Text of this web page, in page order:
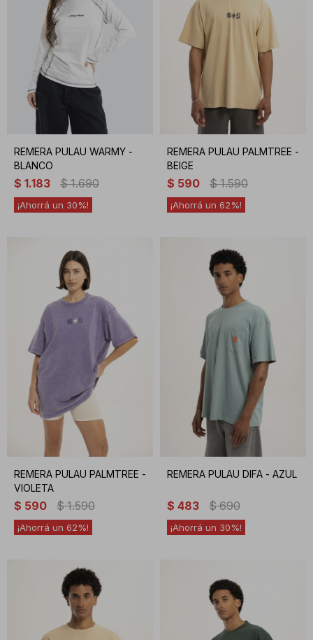
REMERA PULAU WARMY -
BLANCO
$ 1.183 $ 1.690
30
REMERA PULAU PALMTREE -
BEIGE
$ 590 $ 1.590
62
REMERA PULAU PALMTREE -
VIOLETA
$ 590 $ 1.590
62
REMERA PULAU DIFA - AZUL
$ 483 $ 690
30